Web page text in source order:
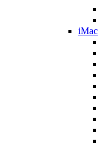
iMac